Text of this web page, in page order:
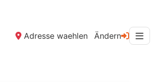
Adresse waehlen Ändern